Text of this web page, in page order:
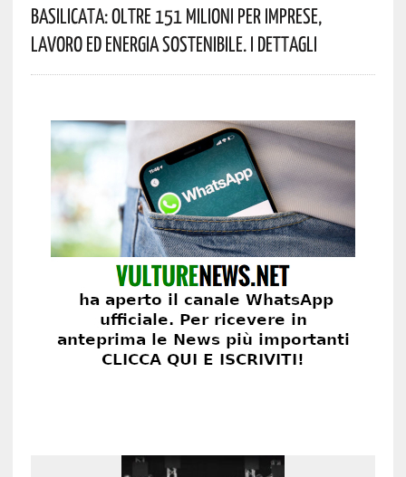
Basilicata: Oltre 151 Milioni Per Imprese,
Lavoro Ed Energia Sostenibile. I Dettagli